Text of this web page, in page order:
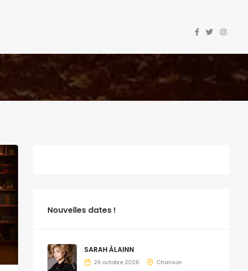
Nouvelles dates !
SARAH ÀLAINN
29 octobre 2026 Chanson